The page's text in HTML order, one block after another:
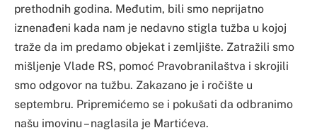
prethodnih godina. Međutim, bili smo neprijatno
iznenađeni kada nam je nedavno stigla tužba u kojoj
traže da im predamo objekat i zemljište. Zatražili smo
mišljenje Vlade RS, pomoć Pravobranilaštva i skrojili
smo odgovor na tužbu. Zakazano je i ročište u
septembru. Pripremićemo se i pokušati da odbranimo
našu imovinu – naglasila je Martićeva.